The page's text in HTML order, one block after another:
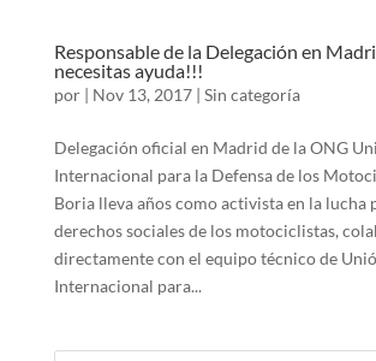
Responsable de la Delegación en
necesitas ayuda!!!
por | Nov 13, 2017| Sin categoría
Delegación oficial en Madrid de la ONG
Internacional para la Defensa de los
Boria lleva años como activista en la lucha
derechos sociales de los motociclistas,
directamente con el equipo técnico de
Internacional para...